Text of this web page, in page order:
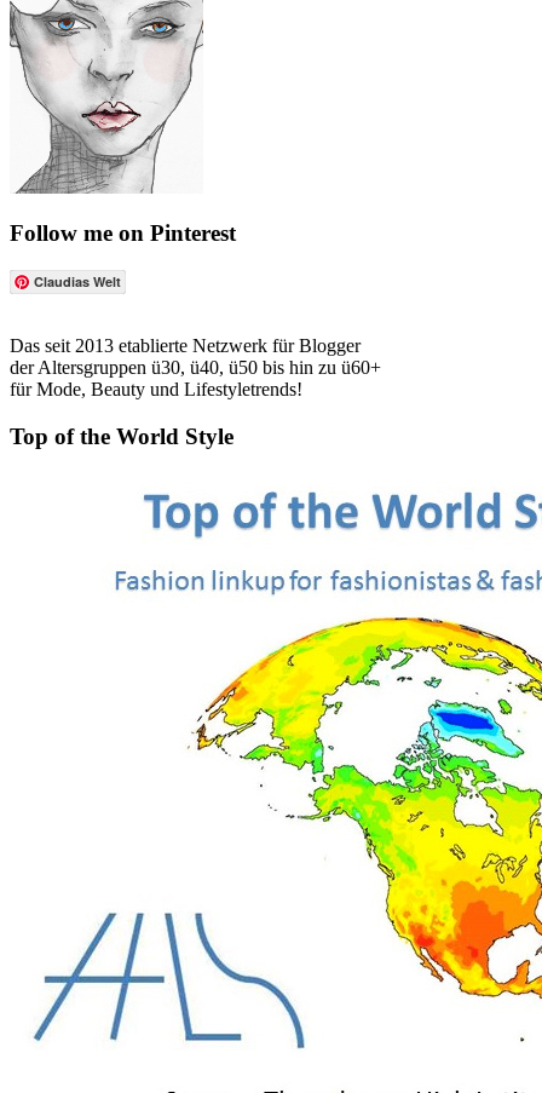
Follow me on Pinterest
Claudias Welt
Das seit 2013 etablierte Netzwerk für Blogger
der Altersgruppen ü30, ü40, ü50 bis hin zu ü60+
für Mode, Beauty und Lifestyletrends!
Top of the World Style